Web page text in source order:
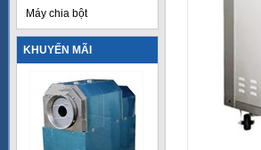
Máy chia bột
KHUYẾN MÃI